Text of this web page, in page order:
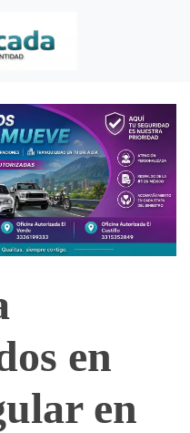
en
en